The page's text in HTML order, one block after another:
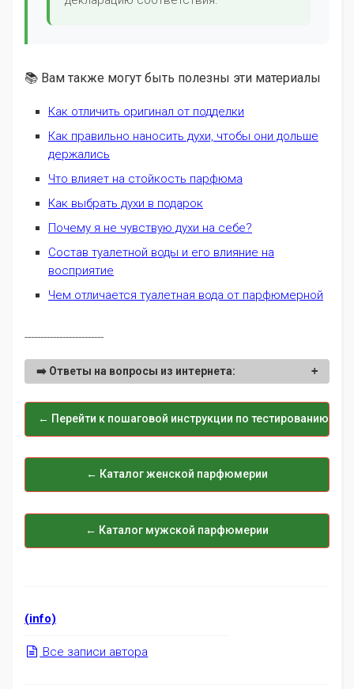
📚 Вам также могут быть полезны эти материалы
Как отличить оригинал от подделки
Как правильно наносить духи, чтобы они дольше
держались
Что влияет на стойкость парфюма
Как выбрать духи в подарок
Почему я не чувствую духи на себе?
Состав туалетной воды и его влияние на
восприятие
Чем отличается туалетная вода от парфюмерной
-------------------------
➡️ Ответы на вопросы из интернета:
← Перейти к пошаговой инструкции по тестированию
← Каталог женской парфюмерии
← Каталог мужской парфюмерии
(info)
Все записи автора